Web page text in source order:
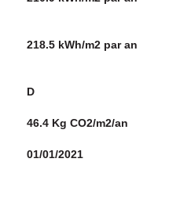
218.5 kWh/m2 par an
D
46.4 Kg CO2/m2/an
01/01/2021